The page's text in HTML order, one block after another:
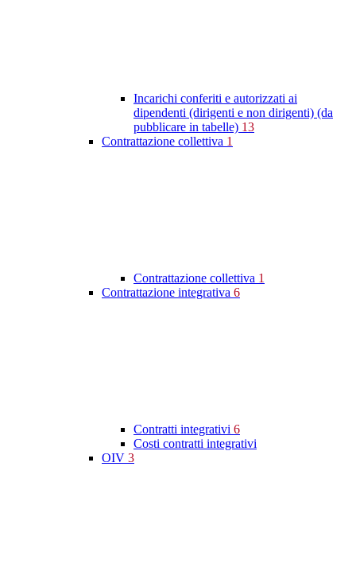
Incarichi conferiti e autorizzati ai
dipendenti (dirigenti e non dirigenti) (da
pubblicare in tabelle) 13
Contrattazione collettiva 1
Contrattazione collettiva 1
Contrattazione integrativa 6
Contratti integrativi 6
Costi contratti integrativi
OIV 3